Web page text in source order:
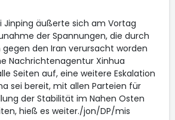
Jinping äußerte sich am Vortag
der Spannungen, die durch
gegen den Iran verursacht worden
Nachrichtenagentur Xinhua
Seiten auf, eine weitere Eskalation
sei bereit, mit allen Parteien für
der Stabilität im Nahen Osten
hieß es weiter./jon/DP/mis